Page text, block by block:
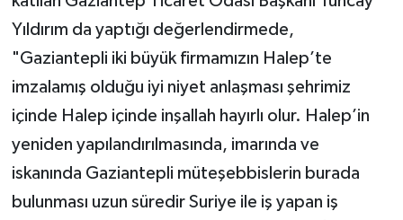
Yıldırım da yaptığı değerlendirmede,
"Gaziantepli iki büyük firmamızın Halep’te
imzalamış olduğu iyi niyet anlaşması şehrimiz
içinde Halep içinde inşallah hayırlı olur. Halep’in
yeniden yapılandırılmasında, imarında ve
iskanında Gaziantepli müteşebbislerin burada
bulunması uzun süredir Suriye ile iş yapan iş